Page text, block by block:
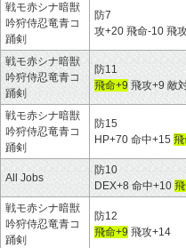
戦モ赤シナ暗獣
吟狩侍忍竜青コ
踊剣
防7
攻+20 飛命-10 飛
戦モ赤シナ暗獣
吟狩侍忍竜青コ
踊剣
防11
飛命+9 飛攻+9 敵
戦モ赤シナ暗獣
吟狩侍忍竜青コ
踊剣
防15
HP+70 命中+15
All Jobs
防10
DEX+8 命中+10
戦モ赤シナ暗獣
吟狩侍忍竜青コ
踊剣
防12
飛命+9 飛攻+14